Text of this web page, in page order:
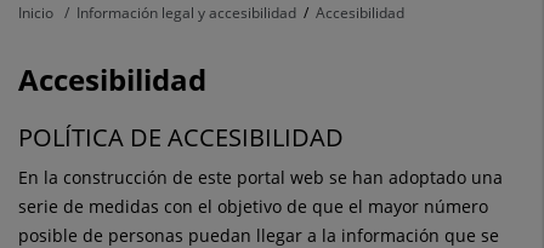
Inicio Información legal y accesibilidad Accesibilidad
Accesibilidad
POLÍTICA DE ACCESIBILIDAD
En la construcción de este portal web se han adoptado una
serie de medidas con el objetivo de que el mayor número
posible de personas puedan llegar a la información que se